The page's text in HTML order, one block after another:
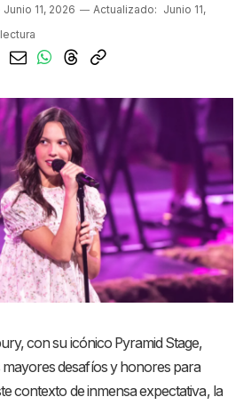
Junio 11, 2026 Actualizado: Junio 11,
con su icónico Pyramid Stage,
desafíos y honores para
contexto de inmensa expectativa, la